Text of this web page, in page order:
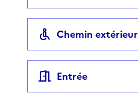
Chemin extérieur
Entrée